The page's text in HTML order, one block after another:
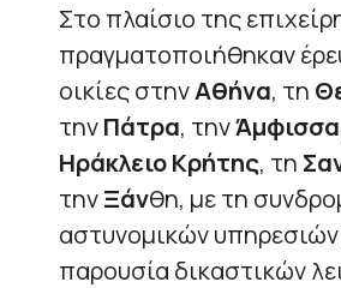
Στο πλαίσιο της
πραγματοποιήθηκαν
οικίες στηνΑθήνα, τη
τηνΠάτρα, τηνΆμφισσα
Ηράκλειο Κρήτης, τη
τηνΞάνθη, με τη
αστυνομικών υπηρεσιών
παρουσία δικαστικών